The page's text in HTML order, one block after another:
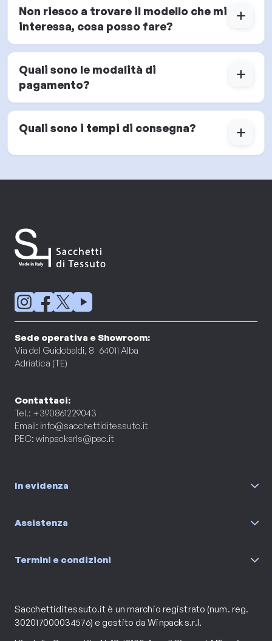
Non riesco a trovare il modello che mi
interessa, cosa posso fare?
add
Quali sono le modalità di
pagamento?
add
Quali sono i tempi di consegna? add
Sede operativa e Showroom:
Via del Guidobaldi, 8 64011 Alba
Adriatica (TE)
Contattaci:
Tel.: +390861229043
Email: info@sacchettiditessuto.it
PEC: winpacksrls@pec.it
In evidenza
Assistenza
Termini e condizioni
Sacchettiditessuto.it è un marchio registrato (num. reg.
302017000034576) e gestito da Winpack s.r.l.